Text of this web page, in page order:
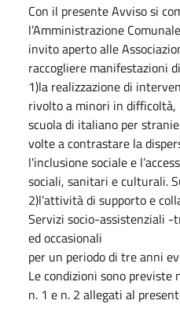
Con il presente Avviso si
l’Amministrazione
invito aperto alle
raccogliere manifestazioni
1)la realizzazione di
rivolto a minori in difficoltà,
scuola di italiano per
volte a contrastare la
l'inclusione sociale e
sociali, sanitari e culturali.
2)l’attività di supporto e
Servizi socio-assistenziali
ed occasionali
per un periodo di tre anni
Le condizioni sono previste
n. 1 e n. 2 allegati al